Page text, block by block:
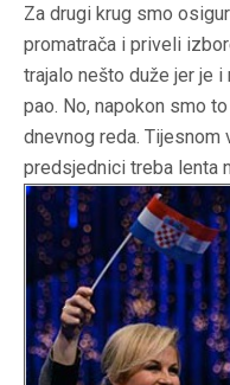
Za drugi krug smo
promatrača i priveli
trajalo nešto duže jer je
pao. No, napokon smo
dnevnog reda. Tijesnom
predsjednici treba lenta